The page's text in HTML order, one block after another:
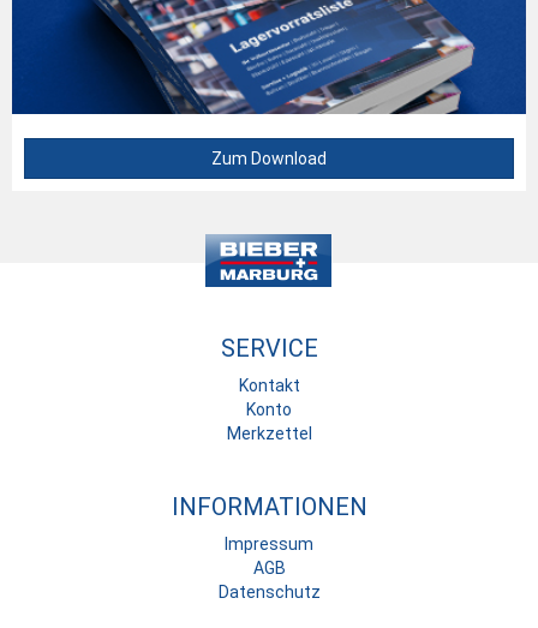
Zum Download
SERVICE
Kontakt
Konto
Merkzettel
INFORMATIONEN
Impressum
AGB
Datenschutz